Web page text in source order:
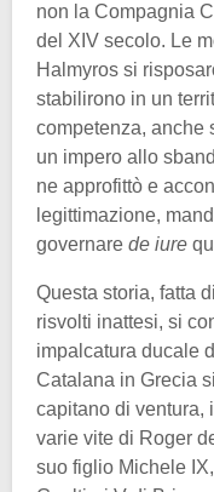
non la Compagnia
del XIV secolo. Le
Halmyros si
stabilirono in un
competenza, anche
un impero allo
ne approfittò e
legittimazione,
governare de iure
Questa storia, fatta
risvolti inattesi, si
impalcatura ducale
Catalana in Grecia
capitano di ventura,
varie vite di Roger
suo figlio Michele